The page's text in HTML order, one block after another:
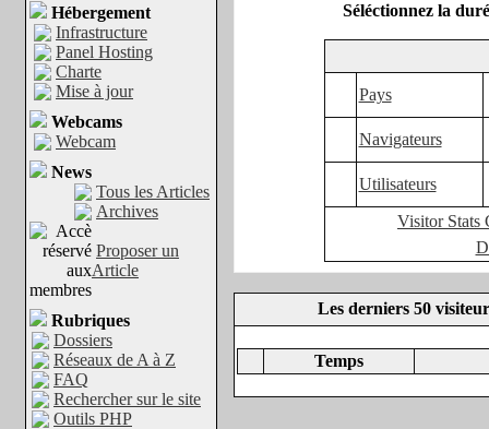
Hébergement
Infrastructure
Panel Hosting
Charte
Mise à jour
Webcams
Webcam
News
Tous les Articles
Archives
Proposer un
Article
Rubriques
Dossiers
Réseaux de A à Z
FAQ
Rechercher sur le site
Outils PHP
Séléctionnez la
Pays
Navigateurs
Utilisateurs
Visitor Stats
Les derniers 50
Temps